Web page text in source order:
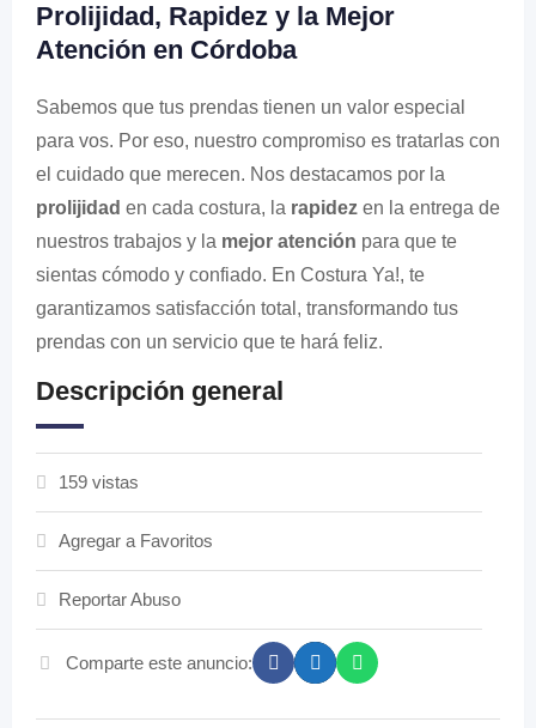
Prolijidad, Rapidez y la Mejor
Atención en Córdoba
Sabemos que tus prendas tienen un valor especial
para vos. Por eso, nuestro compromiso es tratarlas con
el cuidado que merecen. Nos destacamos por la
prolijidad en cada costura, la rapidez en la entrega de
nuestros trabajos y la mejor atención para que te
sientas cómodo y confiado. En Costura Ya!, te
garantizamos satisfacción total, transformando tus
prendas con un servicio que te hará feliz.
Descripción general
159 vistas
Agregar a Favoritos
Reportar Abuso
Comparte este anuncio: